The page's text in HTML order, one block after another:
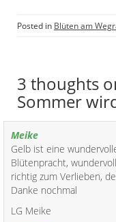
(
?
(
u
.
)
l
l
t
e
o
.
)
,
S
c
Posted in Blüten am
3 thoughts
Sommer
Meike
Gelb ist eine
Blütenpracht,
richtig zum Verlieben,
Danke nochmal
LG Meike